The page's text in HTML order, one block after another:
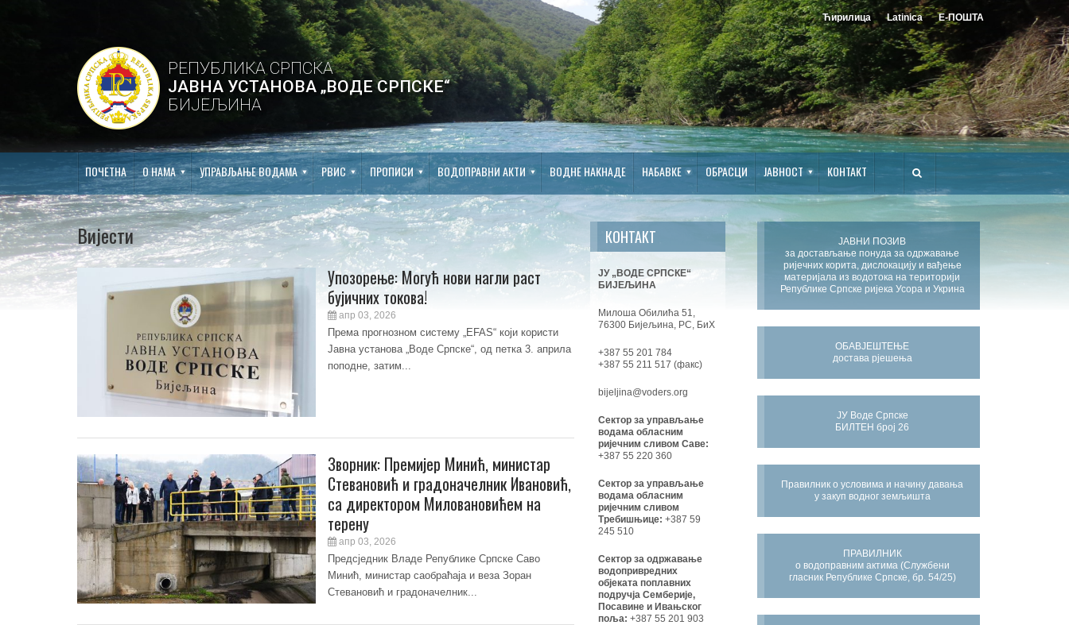
Ћирилица Latinica Е-ПОШТА
РЕПУБЛИКА СРПСКА
ЈАВНА УСТАНОВА „ВОДЕ СРПСКЕ“
БИЈЕЉИНА
ПОЧЕТНА О НАМА УПРАВЉАЊЕ ВОДАМА РВИС ПРОПИСИ ВОДОПРАВНИ АКТИ ВОДНЕ НАКНАДЕ НАБАВКЕ ОБРАСЦИ ЈАВНОСТ КОНТАКТ
Вијести
Упозорење: Могућ нови нагли раст
бујичних токова!
апр 03, 2026
Према прогнозном систему „EFAS“ који користи
Јавна установа „Воде Српске“, од петка 3. априла
поподне, затим...
Зворник: Премијер Минић, министар
Стевановић и градоначелник Ивановић,
са директором Миловановићем на
терену
апр 03, 2026
Предсједник Владе Републике Српске Саво
Минић, министар саобраћаја и веза Зоран
Стевановић и градоначелник...
ЈАВНИ ПОЗИВ
за достављање понуда за одржавање
ријечних корита, дислокацију и вађење
материјала из водотока на територији
Републике Српске ријека Усора и Укрина
ОБАВЈЕШТЕЊЕ
достава рјешења
ЈУ Воде Српске
БИЛТЕН број 26
Правилник о условима и начину давања
у закуп водног земљишта
ПРАВИЛНИК
о водоправним актима (Службени
гласник Републике Српске, бр. 54/25)
КОНТАКТ
ЈУ „ВОДЕ СРПСКЕ“
БИЈЕЉИНА
Милоша Обилића 51,
76300 Бијељина, РС, БиХ
+387 55 201 784
+387 55 211 517 (факс)
bijeljina@voders.org
Сектор за управљање
водама обласним
ријечним сливом Саве:
+387 55 220 360
Сектор за управљање
водама обласним
ријечним сливом
Требишњице: +387 59
245 510
Сектор за одржавање
водопривредних
објеката поплавних
подручја Семберије,
Посавине и Ивањског
поља: +387 55 201 903